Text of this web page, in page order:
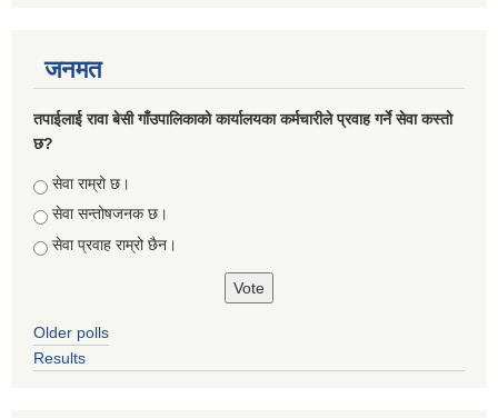
जनमत
तपाईलाई रावा बेसी गाँउपालिकाको कार्यालयका कर्मचारीले प्रवाह गर्ने सेवा कस्तो
छ?
Choices
सेवा राम्रो छ।
सेवा सन्तोषजनक छ।
सेवा प्रवाह राम्रो छैन।
Older polls
Results